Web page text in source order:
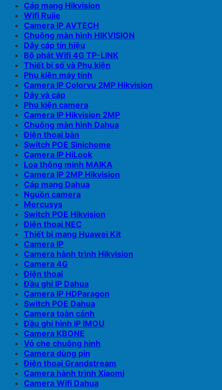
Cáp mạng Hikvision
Wifi Rujie
Camera IP AVTECH
Chuông màn hình HIKVISION
Dây cáp tín hiệu
Bộ phát Wifi 4G TP-LINK
Thiết bị số và Phụ kiện
Phụ kiện máy tính
Camera IP Colorvu 2MP Hikvision
Dây và cáp
Phụ kiện camera
Camera IP Hikvision 2MP
Chuông màn hình Dahua
Điện thoại bàn
Switch POE Sinichome
Camera IP HiLook
Loa thông minh MAIKA
Camera IP 2MP Hikvision
Cáp mạng Dahua
Nguồn camera
Mercusys
Switch POE Hikvision
Điện thoại NEC
Thiết bị mang Huawei Kit
Camera IP
Camera hành trình Hikvision
Camera 4G
Điện thoại
Đầu ghi IP Dahua
Camera IP HDParagon
Switch POE Dahua
Camera toàn cảnh
Đầu ghi hình IP IMOU
Camera KBONE
Vỏ che chuông hình
Camera dùng pin
Điện thoại Grandstream
Camera hành trình Xiaomi
Camera Wifi Dahua